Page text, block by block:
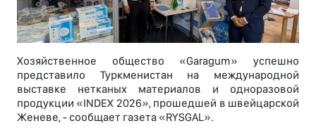
Хозяйственное общество «Garagum» успешно
представило Туркменистан на международной
выставке нетканых материалов и одноразовой
продукции «INDEX 2026», прошедшей в швейцарской
Женеве, - сообщает газета «RYSGAL».